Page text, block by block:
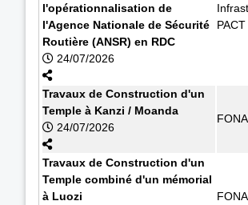
l'opérationnalisation de
l'Agence Nationale de Sécurité
Routière (ANSR) en RDC
24/07/2026
PACT
Travaux de Construction d'un
Temple à Kanzi / Moanda
24/07/2026
Travaux de Construction d'un
Temple combiné d'un mémorial
à Luozi